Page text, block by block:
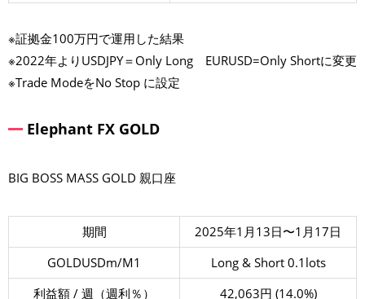
※証拠金100万円で運用した結果
※2022年よりUSDJPY＝Only Long EURUSD=Only Shortに変更
※Trade ModeをNo Stop に設定
Elephant FX GOLD
BIG BOSS MASS GOLD 親口座
期間
2025年1月13日〜1月17日
GOLDUSDm/M1
Long & Short 0.1lots
利益額 / 週（週利％）
42,063円 (14.0%)